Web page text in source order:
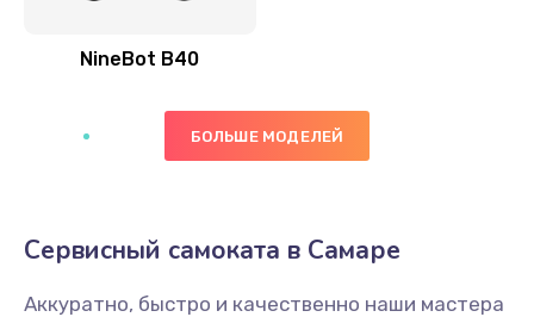
NineBot B40
БОЛЬШЕ МОДЕЛЕЙ
Сервисный самоката в Самаре
Аккуратно, быстро и качественно наши мастера